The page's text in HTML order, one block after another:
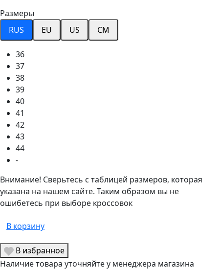
Размеры
RUS
EU US CM
36
37
38
39
40
41
42
43
44
-
Внимание! Сверьтесь с таблицей размеров, которая
указана на нашем сайте. Таким образом вы не
ошибетесь при выборе кроссовок
В корзину
В избранное
Наличие товара уточняйте у менеджера магазина